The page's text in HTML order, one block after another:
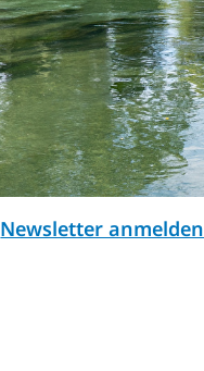
Newsletter anmelden